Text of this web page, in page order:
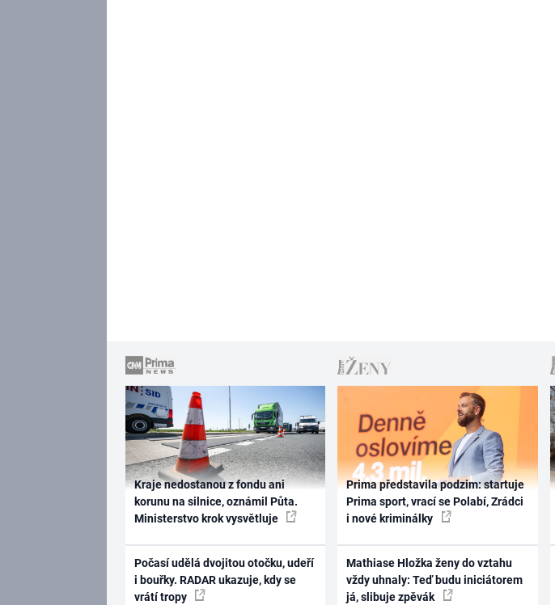
Kraje nedostanou z fondu ani
korunu na silnice, oznámil Půta.
Ministerstvo krok vysvětluje
Počasí udělá dvojitou otočku, udeří
i bouřky. RADAR ukazuje, kdy se
vrátí tropy
Prima představila podzim: startuje
Prima sport, vrací se Polabí, Zrádci
i nové kriminálky
Mathiase Hložka ženy do vztahu
vždy uhnaly: Teď budu iniciátorem
já, slibuje zpěvák